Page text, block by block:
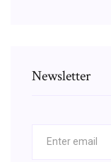
Newsletter